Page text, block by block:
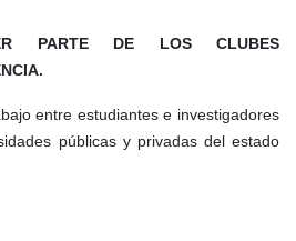
PARTE DE LOS CLUBES
entre estudiantes e investigadores
públicas y privadas del estado